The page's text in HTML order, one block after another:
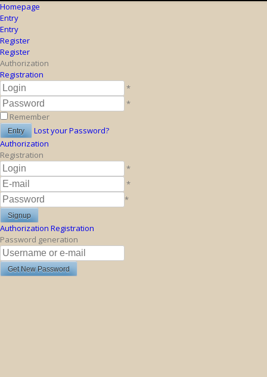
Homepage
Entry
Entry
Register
Register
Authorization
Registration
*
*
Remember
Lost your Password?
Authorization
Registration
*
*
*
Authorization Registration
Password generation